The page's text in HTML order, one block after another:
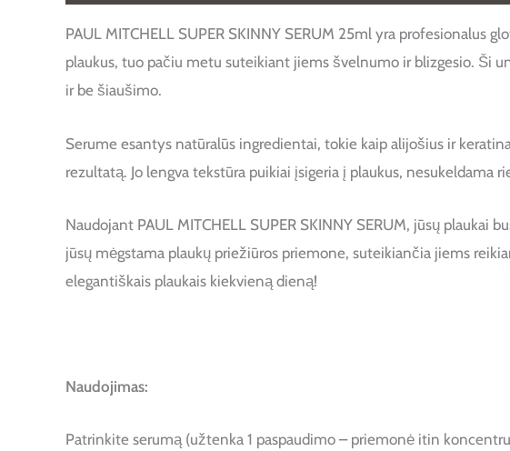
PAUL MITCHELL SUPER SKINNY SERUM 25ml yra
plaukus, tuo pačiu metu suteikiant jiems švelnumo ir blizgesio. Ši
ir be šiaušimo.
Serume esantys natūralūs ingredientai, tokie kaip alijošius ir
rezultatą. Jo lengva tekstūra puikiai įsigeria į plaukus, nesukeldama
Naudojant PAUL MITCHELL SUPER SKINNY SERUM, jūsų
jūsų mėgstama plaukų priežiūros priemone, suteikiančia jiems
elegantiškais plaukais kiekvieną dieną!
Naudojimas:
Patrinkite serumą (užtenka 1 paspaudimo – priemonė itin